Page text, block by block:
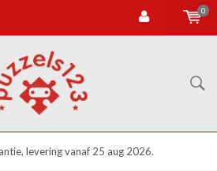
0
levering vanaf 25 aug 2026.